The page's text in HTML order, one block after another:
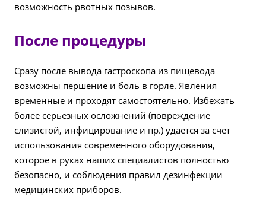
возможность рвотных позывов.
После процедуры
Сразу после вывода гастроскопа из пищевода
возможны першение и боль в горле. Явления
временные и проходят самостоятельно. Избежать
более серьезных осложнений (повреждение
слизистой, инфицирование и пр.) удается за счет
использования современного оборудования,
которое в руках наших специалистов полностью
безопасно, и соблюдения правил дезинфекции
медицинских приборов.